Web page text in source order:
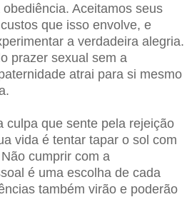
Aceitamos seus
que isso envolve, e
a verdadeira alegria.
prazer sexual sem a
atrai para si mesmo
culpa que sente pela rejeição
vida é tentar tapar o sol com
cumprir com a
é uma escolha de cada
também virão e poderão